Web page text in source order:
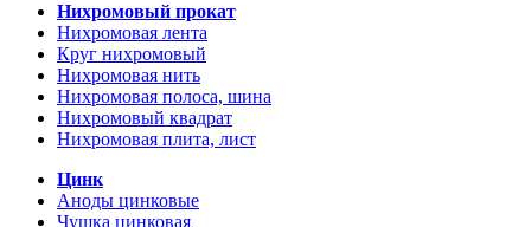
Нихромовый прокат
Нихромовая лента
Круг нихромовый
Нихромовая нить
Нихромовая полоса, шина
Нихромовый квадрат
Нихромовая плита, лист
Цинк
Аноды цинковые
Чушка цинковая